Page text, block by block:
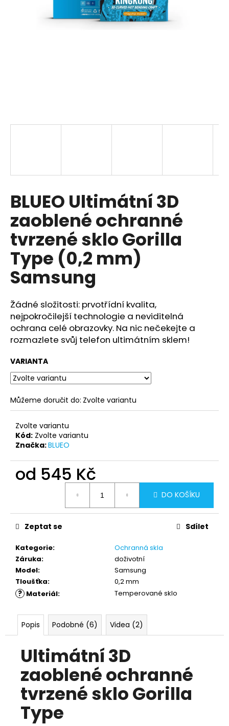
BLUEO Ultimátní 3D
zaoblené ochranné
tvrzené sklo Gorilla
Type (0,2 mm)
Samsung
Žádné složitosti: prvotřídní kvalita,
nejpokročilejší technologie a neviditelná
ochrana celé obrazovky. Na nic nečekejte a
rozmazlete svůj telefon ultimátním sklem!
VARIANTA
Můžeme doručit do: Zvolte variantu
Zvolte variantu
Kód: Zvolte variantu
Značka:BLUEO
od 545 Kč
DO KOŠÍKU
Kategorie:
Ochranná skla
Záruka:
doživotní
Model:
Samsung
Tloušťka: 0,2 mm
? Materiál: Temperované sklo
Zeptat se Sdílet
Popis Podobné (6) Videa (2)
Ultimátní 3D
zaoblené ochranné
tvrzené sklo Gorilla
Type
o
o
r
u
č
u
j
e
m
e
WIWU
UNIVERZÁLNÍ
CESTOVNÍ
ADAPTÉR
ZÁSUVKY
S
USB
A
USB-
C
PORTY
(EU/UK/USA/AUS)
UA302
690